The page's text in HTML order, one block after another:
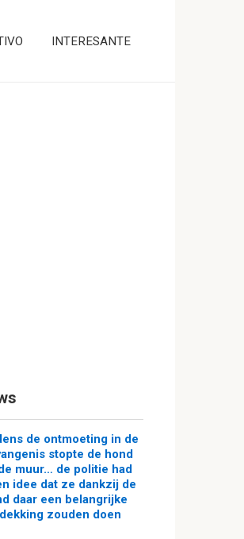
INTERESANTE
de ontmoeting in de
stopte de hond
muur… de politie had
idee dat ze dankzij de
daar een belangrijke
zouden doen